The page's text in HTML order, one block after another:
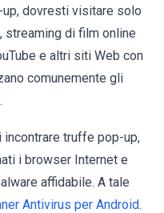
dovresti visitare solo
streaming di film online
e altri siti Web con
comunemente gli
truffe pop-up,
i browser Internet e
affidabile. A tale
Antivirus per Android.